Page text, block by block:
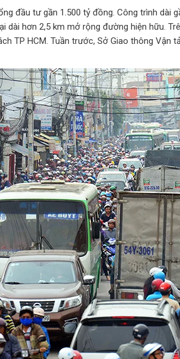
đầu tư gần 1.500 tỷ đồng. Công trình
hơn 2,5 km mở rộng đường hiện hữu.
TP HCM. Tuần trước, Sở Giao thông